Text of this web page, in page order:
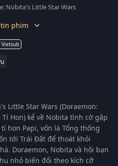
Nobita's Little Star Wars
phim
Vietsub
Little Star Wars (Doraemon:
Tí Hon) kể về Nobita tình cờ gặp
hon Papi, vốn là Tổng thống
tới Trái Đất để thoát khỏi
Doraemon, Nobita và hội bạn
nhỏ biến đổi theo kích cỡ